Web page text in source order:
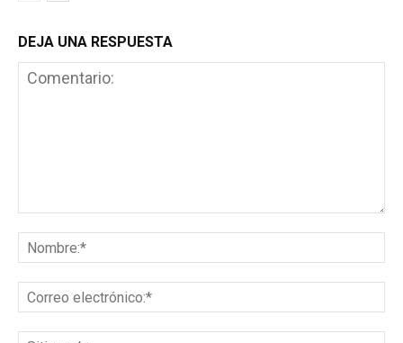
DEJA UNA RESPUESTA